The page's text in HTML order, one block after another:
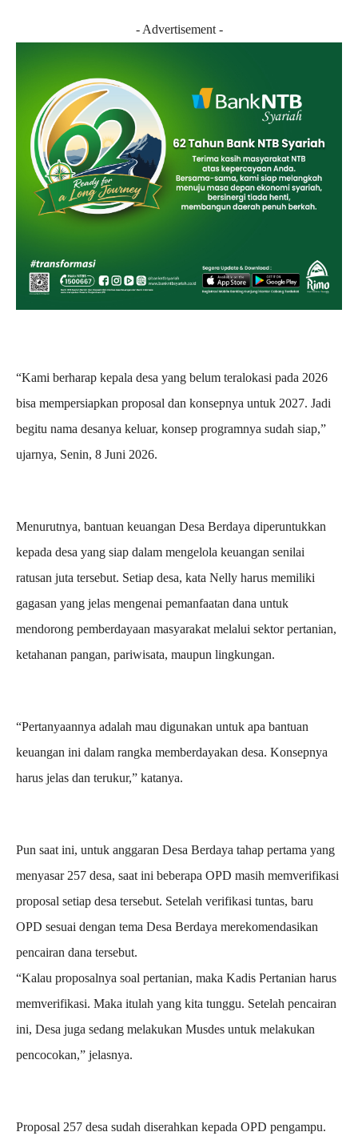
- Advertisement -
“Kami berharap kepala desa yang belum teralokasi pada 2026
bisa mempersiapkan proposal dan konsepnya untuk 2027. Jadi
begitu nama desanya keluar, konsep programnya sudah siap,”
ujarnya, Senin, 8 Juni 2026.
Menurutnya, bantuan keuangan Desa Berdaya diperuntukkan
kepada desa yang siap dalam mengelola keuangan senilai
ratusan juta tersebut. Setiap desa, kata Nelly harus memiliki
gagasan yang jelas mengenai pemanfaatan dana untuk
mendorong pemberdayaan masyarakat melalui sektor pertanian,
ketahanan pangan, pariwisata, maupun lingkungan.
“Pertanyaannya adalah mau digunakan untuk apa bantuan
keuangan ini dalam rangka memberdayakan desa. Konsepnya
harus jelas dan terukur,” katanya.
Pun saat ini, untuk anggaran Desa Berdaya tahap pertama yang
menyasar 257 desa, saat ini beberapa OPD masih memverifikasi
proposal setiap desa tersebut. Setelah verifikasi tuntas, baru
OPD sesuai dengan tema Desa Berdaya merekomendasikan
pencairan dana tersebut.
“Kalau proposalnya soal pertanian, maka Kadis Pertanian harus
memverifikasi. Maka itulah yang kita tunggu. Setelah pencairan
ini, Desa juga sedang melakukan Musdes untuk melakukan
pencocokan,” jelasnya.
Proposal 257 desa sudah diserahkan kepada OPD pengampu.